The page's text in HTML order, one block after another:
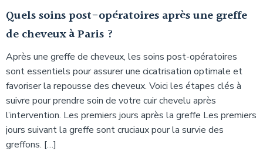
Quels soins post-opératoires après une greffe
de cheveux à Paris ?
Après une greffe de cheveux, les soins post-opératoires
sont essentiels pour assurer une cicatrisation optimale et
favoriser la repousse des cheveux. Voici les étapes clés à
suivre pour prendre soin de votre cuir chevelu après
l’intervention. Les premiers jours après la greffe Les premiers
jours suivant la greffe sont cruciaux pour la survie des
greffons. […]